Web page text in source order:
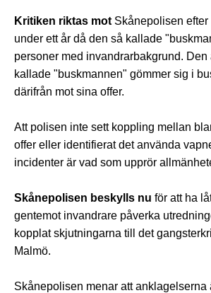
Kritiken riktas mot Skånepolisen
under ett år då den så kallade
personer med invandrarbakgrund. Den
kallade "buskmannen" gömmer sig i
därifrån mot sina offer.
Att polisen inte sett koppling mellan
offer eller identifierat det använda
incidenter är vad som upprör
Skånepolisen beskylls nu för att ha
gentemot invandrare påverka
kopplat skjutningarna till det
Malmö.
Skånepolisen menar att anklagelserna